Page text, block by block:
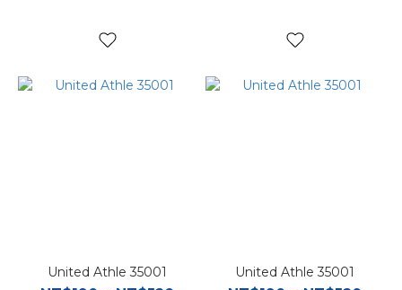
United Athle 35001 United Athle 35001